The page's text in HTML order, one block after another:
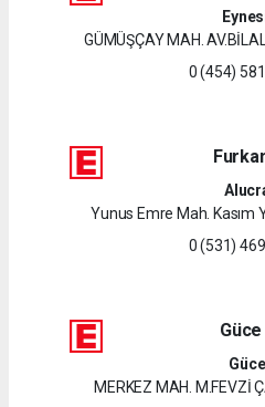
GÜMÜŞÇAY MAH.
0 (454)
Yunus Emre Mah. Kasım
0 (531)
Güce
MERKEZ MAH. M.FEVZİ